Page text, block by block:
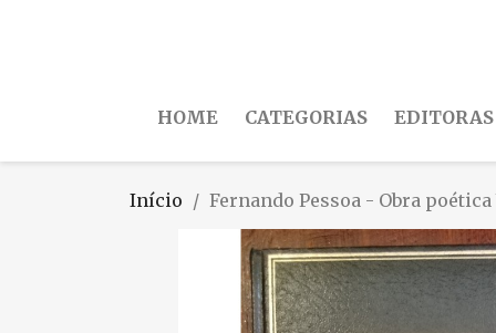
HOME CATEGORIAS EDITORAS
Início Fernando Pessoa - Obra